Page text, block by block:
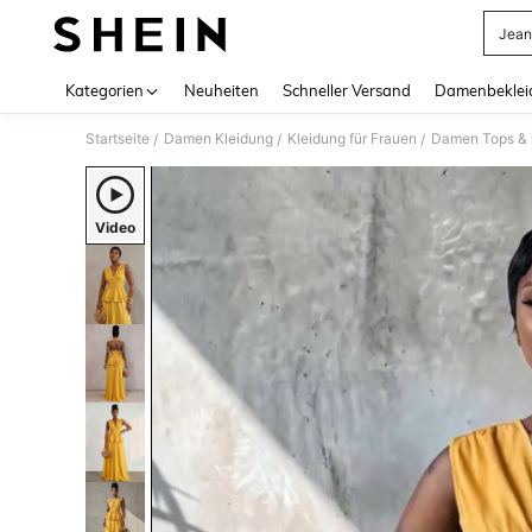
Kategorien Neuheiten Schneller Versand
Startseite / Damen Kleidung / Kleidung für Frauen / Damen Tops
Video